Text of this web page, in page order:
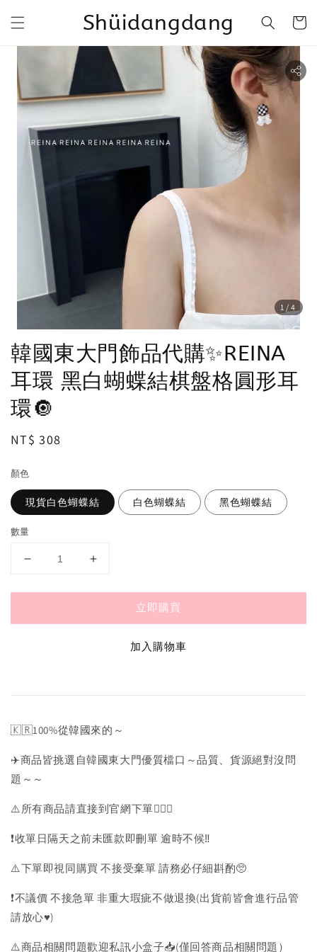
Shüidangdang
1 /4
韓國東大門飾品代購✨REINA
耳環 黑白蝴蝶結棋盤格圓形耳
環🔘
Regular
NT$ 308
顏色
現貨白色蝴蝶結 白色蝴蝶結 黑色蝴蝶結
數量
立即購買
加入購物車
🇰🇷100%從韓國來的～
✈️商品皆挑選自韓國東大門優質檔口～品質、貨源絕對沒問
題～～
⚠️所有商品請直接到官網下單💁🏻‍♀️
❗️收單日隔天之前未匯款即刪單 逾時不候‼️
⚠️下單即視同購買 不接受棄單 請務必仔細斟酌🥺
❗️不議價 不接急單 非重大瑕疵不做退換(出貨前皆會進行品管
請放心♥️)
⚠️商品相關問題歡迎私訊小盒子📥(僅回答商品相關問題）